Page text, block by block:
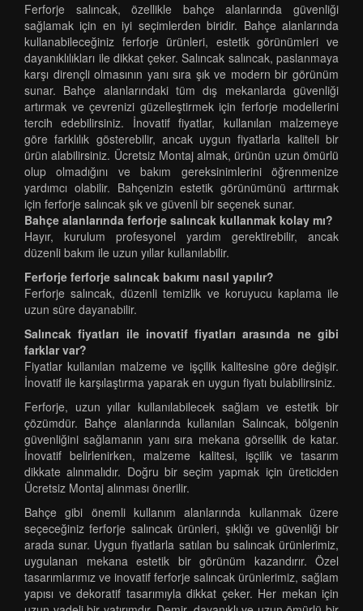
Ferforje salıncak, özellikle bahçe alanlarında güvenliği
sağlamak için en iyi seçimlerden biridir. Bahçe alanlarında
kullanabileceğiniz ferforje ürünleri, estetik görünümleri ve
dayanıklılıkları ile dikkat çeker. Salıncak salıncak, paslanmaya
karşı dirençli olmasının yanı sıra şık ve modern bir görünüm
sunar. Bahçe alanlarındaki tüm dış mekanlarda güvenliği
artırmak ve çevrenizi güzelleştirmek için ferforje modellerini
tercih edebilirsiniz. İnovatif fiyatlar, kullanılan malzemeye
göre farklılık gösterebilir, ancak uygun fiyatlarla kaliteli bir
ürün alabilirsiniz. Ücretsiz Montaj almak, ürünün uzun ömürlü
olup olmadığını ve bakım gereksinimlerini öğrenmenize
yardımcı olabilir. Bahçenizin estetik görünümünü arttırmak
için ferforje salıncak şık ve güvenli bir seçenek sunar.
Bahçe alanlarında ferforje salıncak kullanmak kolay mı?
Hayır, kurulum profesyonel yardım gerektirebilir, ancak
düzenli bakım ile uzun yıllar kullanılabilir.
Ferforje ferforje salıncak bakımı nasıl yapılır?
Ferforje salıncak, düzenli temizlik ve koruyucu kaplama ile
uzun süre dayanabilir.
Salıncak fiyatları ile inovatif fiyatları arasında ne gibi
farklar var?
Fiyatlar kullanılan malzeme ve işçilik kalitesine göre değişir.
İnovatif ile karşılaştırma yaparak en uygun fiyatı bulabilirsiniz.
Ferforje, uzun yıllar kullanılabilecek sağlam ve estetik bir
çözümdür. Bahçe alanlarında kullanılan Salıncak, bölgenin
güvenliğini sağlamanın yanı sıra mekana görsellik de katar.
İnovatif belirlenirken, malzeme kalitesi, işçilik ve tasarım
dikkate alınmalıdır. Doğru bir seçim yapmak için üreticiden
Ücretsiz Montaj alınması önerilir.
Bahçe gibi önemli kullanım alanlarında kullanmak üzere
seçeceğiniz ferforje salıncak ürünleri, şıklığı ve güvenliği bir
arada sunar. Uygun fiyatlarla satılan bu salıncak ürünlerimiz,
uygulanan mekana estetik bir görünüm kazandırır. Özel
tasarımlarımız ve inovatif ferforje salıncak ürünlerimiz, sağlam
yapısı ve dekoratif tasarımıyla dikkat çeker. Her mekan için